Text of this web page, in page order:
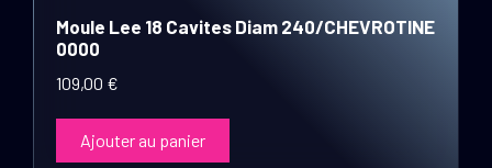
Moule Lee 18 Cavites Diam 240/CHEVROTINE
0000
109,00 €
Ajouter au panier